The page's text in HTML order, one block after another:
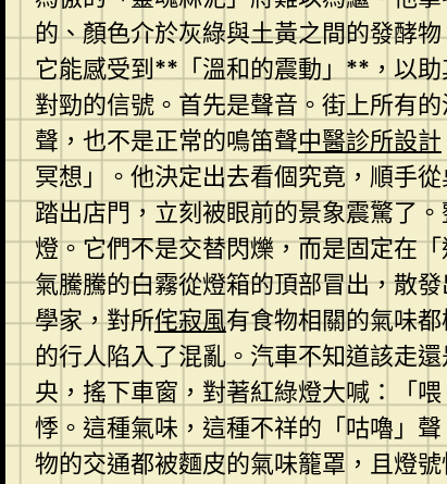
的、顏色介於灰綠與土黃之間的發酵
它能感受到**「溫和的震動」**，以
對勁的信號。首先是聲音。街上所有
聲，也不是正常的鳴笛聲中醫診所設計
冥想」。他決定出去看個究竟，順手
踏出店門，立刻被眼前的景象震驚了
燈。它們不是交替閃爍，而是固定在
氣騰騰的白霧從燈箱的頂部冒出，散
學家，對所侘寂風有食物相關的氣味
的行人陷入了混亂。汽車不知道該走
央，搖下車窗，對著紅綠燈大喊：「
悸。這種氣味，這種不祥的「咕嚕」
物的交通都被麵皮的氣味籠罩，且燈